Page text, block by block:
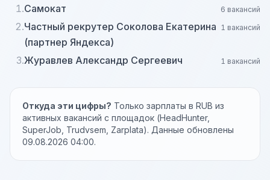
1.Самокат 6 вакансий
2.Частный рекрутер Соколова Екатерина
(партнер Яндекса)
1 вакансий
3.Журавлев Александр Сергеевич 1 вакансий
Откуда эти цифры? Только зарплаты в RUB из
активных вакансий с площадок (HeadHunter,
SuperJob, Trudvsem, Zarplata). Данные обновлены
09.08.2026 04:00.